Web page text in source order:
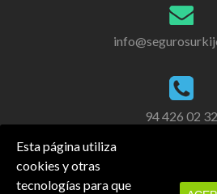
94 426 02 32
Esta página utiliza
cookies y otras
tecnologías para que